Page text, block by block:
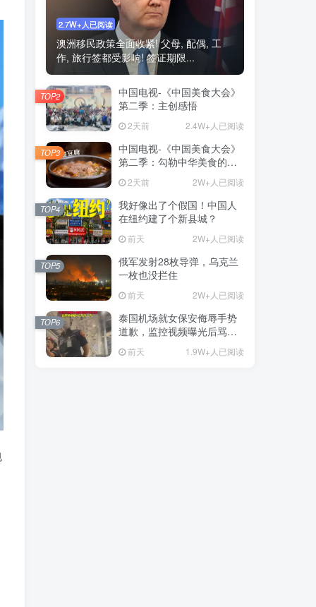
2.7W+人已阅读
澳洲移民政策全面收紧! 父母, 配偶, 工
作, 旅行签都受影响! 签证期限...
中国电视-《中国美食大会》
第二季：主创感悟
2天前 2.4W+人已阅读
TOP2
中国电视-《中国美食大会》
第二季：勾勒中华美食的形
2天前 2W+人已阅读
TOP3
我好像出了个假国！中国人
在纽约建了个新县城？
前天 2W+人已阅读
TOP4
俄军发射28枚导弹，乌克兰
一枚也没拦住
前天 2W+人已阅读
TOP5
泰国机场就女保安侮辱手势
道歉，监控视频曝光后骂声
前天 1.9W+人已阅读
TOP6